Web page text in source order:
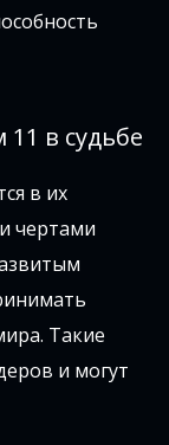
в судьбе
в их
чертами
Такие
и могут